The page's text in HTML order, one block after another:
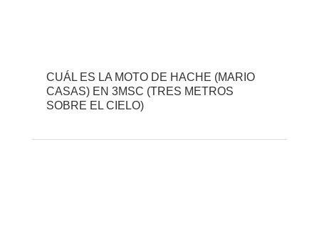
CUÁL ES LA MOTO DE HACHE (MARIO
CASAS) EN 3MSC (TRES METROS
SOBRE EL CIELO)